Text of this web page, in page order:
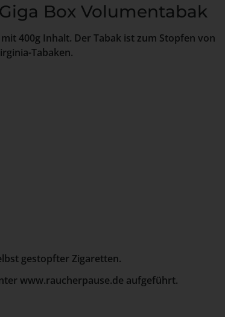
Box Volumentabak
400g Inhalt. Der Tabak ist zum Stopfen von
Tabaken.
gestopfter Zigaretten.
www.raucherpause.de aufgeführt.